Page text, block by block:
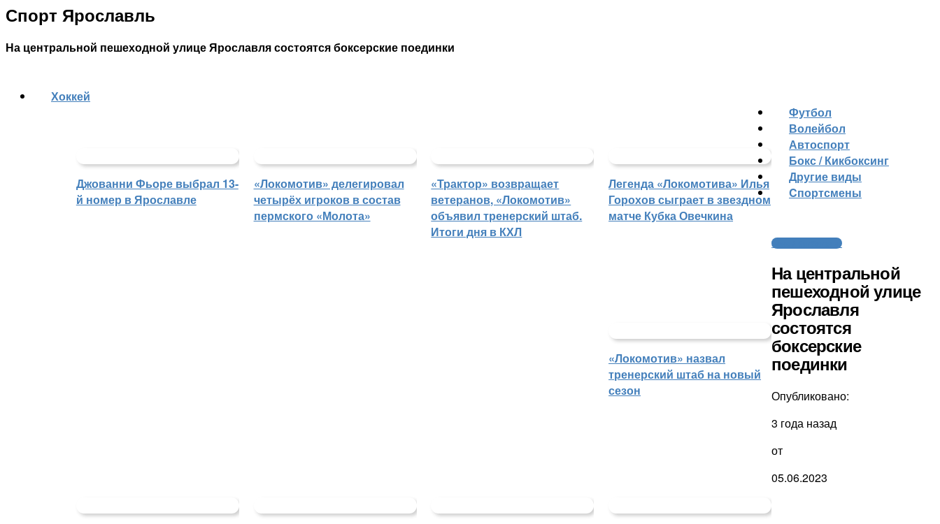
Спорт Ярославль
На центральной пешеходной улице Ярославля состоятся боксерские поединки
Хоккей
Джованни Фьоре выбрал 13-
й номер в Ярославле
«Локомотив» делегировал
четырёх игроков в состав
пермского «Молота»
«Трактор» возвращает
ветеранов, «Локомотив»
объявил тренерский штаб.
Итоги дня в КХЛ
Легенда «Локомотива» Илья
Горохов сыграет в звездном
матче Кубка Овечкина
«Локомотив» назвал
тренерский штаб на новый
сезон
Футбол
Волейбол
Автоспорт
Бокс / Кикбоксинг
Другие виды
Cпортсмены
Бокс / Кикбоксинг
На центральной
пешеходной улице
Ярославля
состоятся
боксерские
поединки
Опубликовано:
3 года назад
от
05.06.2023